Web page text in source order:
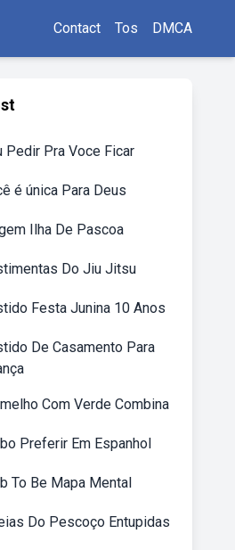
Contact Tos DMCA
Pedir Pra Voce Ficar
é única Para Deus
Ilha De Pascoa
Do Jiu Jitsu
Festa Junina 10 Anos
De Casamento Para
Com Verde Combina
Preferir Em Espanhol
To Be Mapa Mental
Do Pescoço Entupidas